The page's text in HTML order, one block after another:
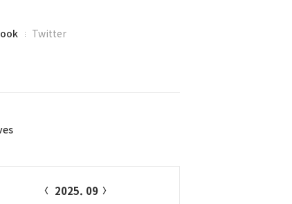
Twitter
2025. 09